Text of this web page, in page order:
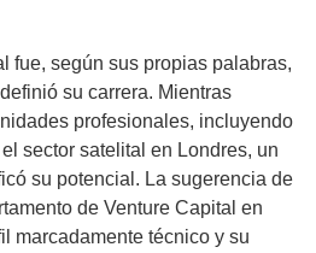
fue, según sus propias palabras,
su carrera. Mientras
profesionales, incluyendo
sector satelital en Londres, un
su potencial. La sugerencia de
de Venture Capital en
marcadamente técnico y su